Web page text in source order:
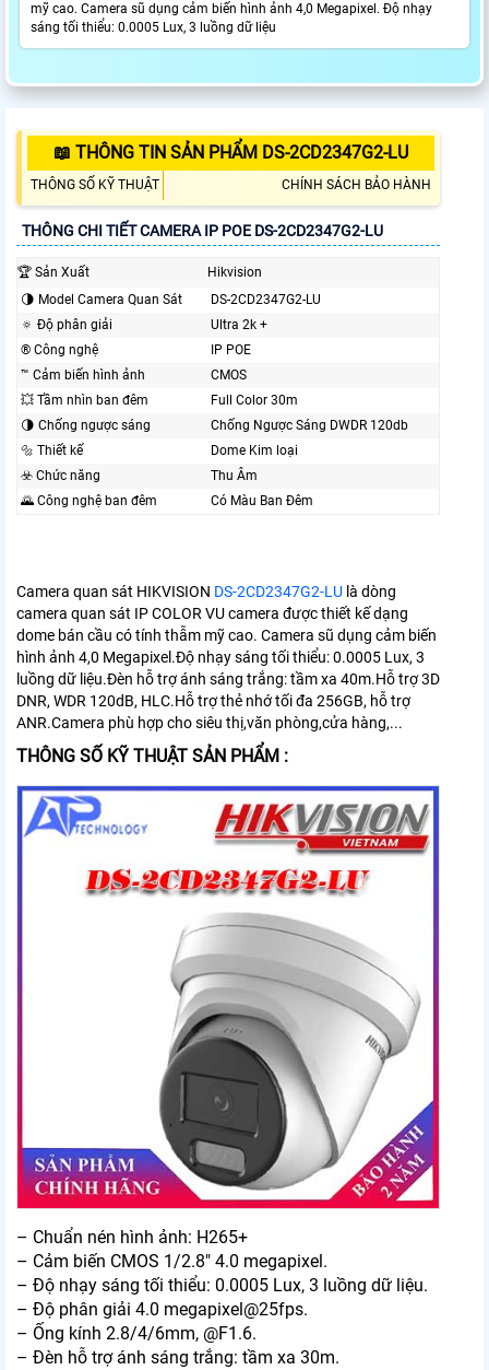
mỹ cao. Camera sũ dụng cảm biến hình ảnh 4,0 Megapixel. Độ nhạy
sáng tối thiểu: 0.0005 Lux, 3 luồng dữ liệu
📖 THÔNG TIN SẢN PHẨM DS-2CD2347G2-LU
THÔNG SỐ KỸ THUẬT CHÍNH SÁCH BẢO HÀNH
THÔNG CHI TIẾT CAMERA IP POE DS-2CD2347G2-LU
🏆 Sản Xuất
Hikvision
🌗 Model Camera Quan Sát
DS-2CD2347G2-LU
🔅 Độ phân giải
Ultra 2k +
®️ Công nghệ
IP POE
™️ Cảm biến hình ảnh
CMOS
💥 Tầm nhìn ban đêm
Full Color 30m
🌗 Chống ngược sáng
Chống Ngược Sáng DWDR 120db
🔩 Thiết kế
Dome Kim loại
☣️ Chức năng
Thu Âm
🌄 Công nghệ ban đêm
Có Màu Ban Đêm
Camera quan sát HIKVISION DS-2CD2347G2-LU là dòng
camera quan sát IP COLOR VU camera được thiết kế dạng
dome bán cầu có tính thẫm mỹ cao. Camera sũ dụng cảm biến
hình ảnh 4,0 Megapixel.Độ nhạy sáng tối thiểu: 0.0005 Lux, 3
luồng dữ liệu.Đèn hỗ trợ ánh sáng trắng: tầm xa 40m.Hỗ trợ 3D
DNR, WDR 120dB, HLC.Hỗ trợ thẻ nhớ tối đa 256GB, hỗ trợ
ANR.Camera phù hợp cho siêu thị,văn phòng,cửa hàng,...
THÔNG SỐ KỸ THUẬT SẢN PHẨM :
– Chuẩn nén hình ảnh: H265+
– Cảm biến CMOS 1/2.8″ 4.0 megapixel.
– Độ nhạy sáng tối thiểu: 0.0005 Lux, 3 luồng dữ liệu.
– Độ phân giải 4.0 megapixel@25fps.
– Ống kính 2.8/4/6mm, @F1.6.
– Đèn hỗ trợ ánh sáng trắng: tầm xa 30m.